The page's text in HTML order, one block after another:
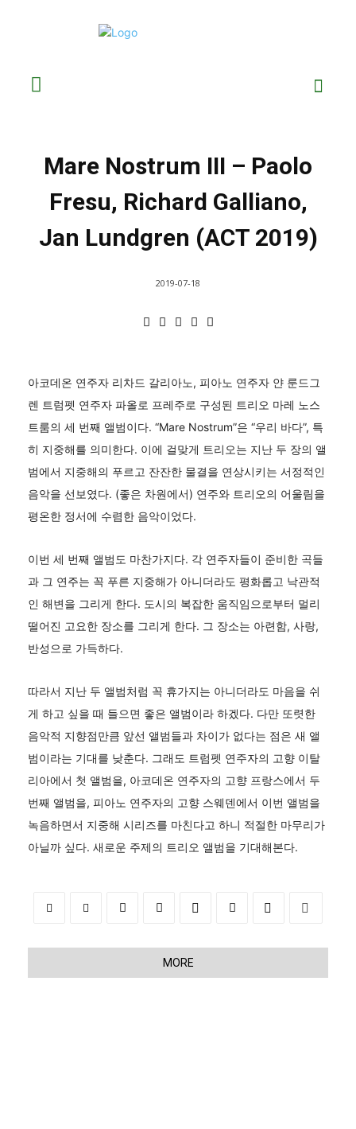
Mare Nostrum III – Paolo
Fresu, Richard Galliano,
Jan Lundgren (ACT 2019)
2019-07-18
아코데온 연주자 리차드 갈리아노, 피아노 연주자 얀 룬드그
렌 트럼펫 연주자 파올로 프레주로 구성된 트리오 마레 노스
트룸의 세 번째 앨범이다. “Mare Nostrum”은 “우리 바다”, 특
히 지중해를 의미한다. 이에 걸맞게 트리오는 지난 두 장의 앨
범에서 지중해의 푸르고 잔잔한 물결을 연상시키는 서정적인
음악을 선보였다. (좋은 차원에서) 연주와 트리오의 어울림을
평온한 정서에 수렴한 음악이었다.
이번 세 번째 앨범도 마찬가지다. 각 연주자들이 준비한 곡들
과 그 연주는 꼭 푸른 지중해가 아니더라도 평화롭고 낙관적
인 해변을 그리게 한다. 도시의 복잡한 움직임으로부터 멀리
떨어진 고요한 장소를 그리게 한다. 그 장소는 아련함, 사랑,
반성으로 가득하다.
따라서 지난 두 앨범처럼 꼭 휴가지는 아니더라도 마음을 쉬
게 하고 싶을 때 들으면 좋은 앨범이라 하겠다. 다만 또렷한
음악적 지향점만큼 앞선 앨범들과 차이가 없다는 점은 새 앨
범이라는 기대를 낮춘다. 그래도 트럼펫 연주자의 고향 이탈
리아에서 첫 앨범을, 아코데온 연주자의 고향 프랑스에서 두
번째 앨범을, 피아노 연주자의 고향 스웨덴에서 이번 앨범을
녹음하면서 지중해 시리즈를 마친다고 하니 적절한 마무리가
아닐까 싶다. 새로운 주제의 트리오 앨범을 기대해본다.
MORE